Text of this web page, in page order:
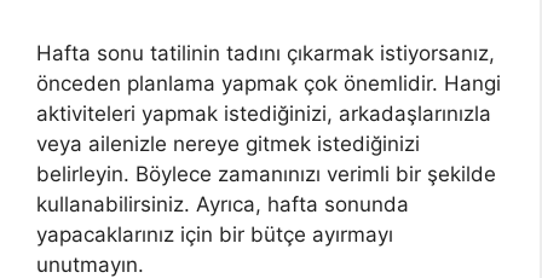
Hafta sonu tatilinin tadını çıkarmak istiyorsanız,
önceden planlama yapmak çok önemlidir. Hangi
aktiviteleri yapmak istediğinizi, arkadaşlarınızla
veya ailenizle nereye gitmek istediğinizi
belirleyin. Böylece zamanınızı verimli bir şekilde
kullanabilirsiniz. Ayrıca, hafta sonunda
yapacaklarınız için bir bütçe ayırmayı
unutmayın.